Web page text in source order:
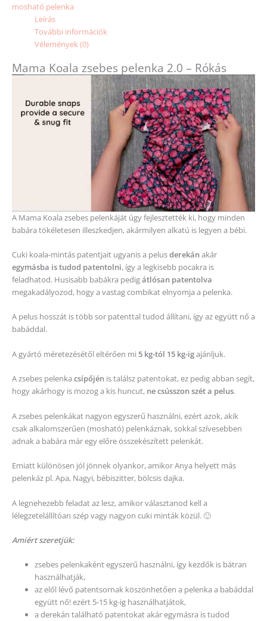
mosható pelenka
Leírás
További információk
Vélemények (0)
Mama Koala zsebes pelenka 2.0 – Rókás
A Mama Koala zsebes pelenkáját úgy fejlesztették ki, hogy minden
babára tökéletesen illeszkedjen, akármilyen alkatú is legyen a bébi.
Cuki koala-mintás patentjait ugyanis a pelusderekánakár
egymásba is tudod patentolni, így a legkisebb pocakra is
feladhatod. Husisabb babákra pedigátlósan patentolva
megakadályozod, hogy a vastag combikat elnyomja a pelenka.
A pelus hosszát is több sor patenttal tudod állítani, így az együtt nő a
babáddal.
A gyártó méretezésétől eltérően mi 5 kg-tól 15 kg-igajánljuk.
A zsebes pelenka csípőjén is találsz patentokat, ez pedig abban segít,
hogy akárhogy is mozog a kis huncut, ne csússzon szét a pelus.
A zsebes pelenkákat nagyon egyszerű használni, ezért azok, akik
csak alkalomszerűen (mosható) pelenkáznak, sokkal szívesebben
adnak a babára már egy előre összekészített pelenkát.
Emiatt különösen jól jönnek olyankor, amikor Anya helyett más
pelenkáz pl. Apa, Nagyi, bébiszitter, bölcsis dajka.
A legnehezebb feladat az lesz, amikor választanod kell a
lélegzetelállítóan szép vagy nagyon cuki minták közül. 🙂
Amiért szeretjük:
zsebes pelenkaként egyszerű használni, így kezdők is bátran
használhatják,
az elől lévő patentsornak köszönhetően a pelenka a babáddal
együtt nő! ezért 5-15 kg-ig használhatjátok,
a derekán található patentokat akár egymásra is tudod